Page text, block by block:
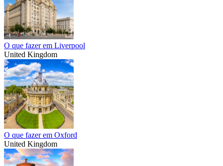
O que fazer em Liverpool
United Kingdom
O que fazer em Oxford
United Kingdom